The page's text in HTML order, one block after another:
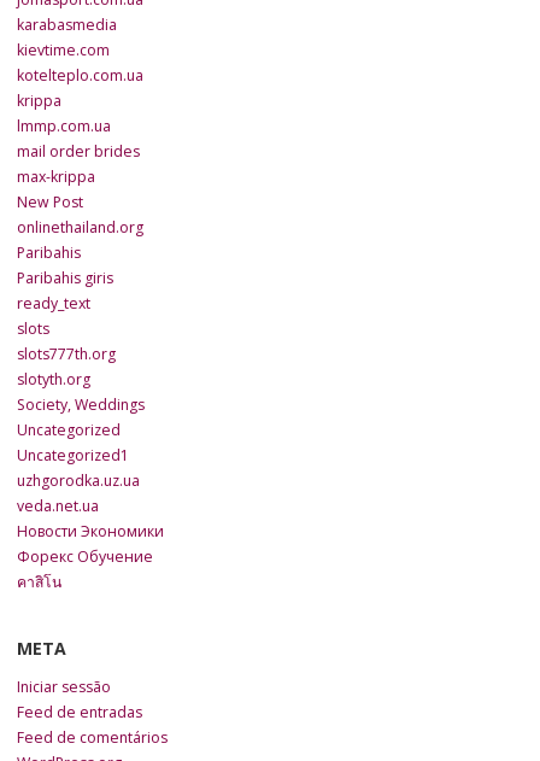
karabasmedia
kievtime.com
kotelteplo.com.ua
krippa
lmmp.com.ua
mail order brides
max-krippa
New Post
onlinethailand.org
Paribahis
Paribahis giris
ready_text
slots
slots777th.org
slotyth.org
Society, Weddings
Uncategorized
Uncategorized1
uzhgorodka.uz.ua
veda.net.ua
Новости Экономики
Форекс Обучение
คาสิโน
META
Iniciar sessão
Feed de entradas
Feed de comentários